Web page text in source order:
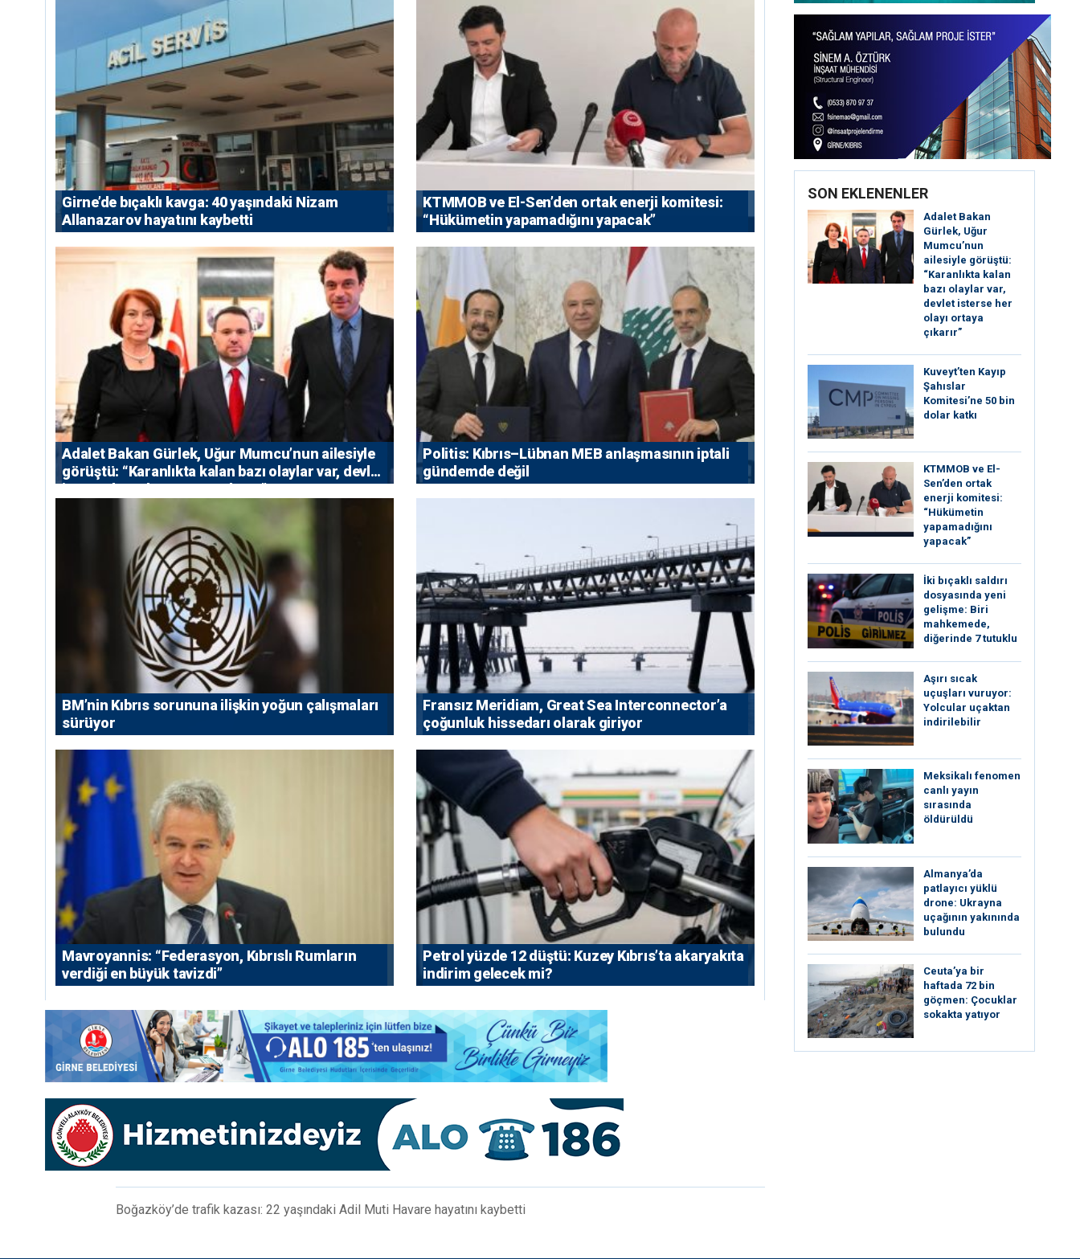
Girne’de bıçaklı kavga: 40 yaşındaki Nizam
Allanazarov hayatını kaybetti
KTMMOB ve El-Sen’den ortak enerji komitesi:
“Hükümetin yapamadığını yapacak”
Adalet Bakan Gürlek, Uğur Mumcu’nun ailesiyle
görüştü: “Karanlıkta kalan bazı olaylar var, devlet
isterse her olayı ortaya çıkarır”
Politis: Kıbrıs–Lübnan MEB anlaşmasının iptali
gündemde değil
BM’nin Kıbrıs sorununa ilişkin yoğun çalışmaları
sürüyor
Fransız Meridiam, Great Sea Interconnector’a
çoğunluk hissedarı olarak giriyor
Mavroyannis: “Federasyon, Kıbrıslı Rumların
verdiği en büyük tavizdi”
Petrol yüzde 12 düştü: Kuzey Kıbrıs’ta akaryakıta
indirim gelecek mi?
Boğazköy’de trafik kazası: 22 yaşındaki Adil Muti Havare hayatını kaybetti
SON EKLENENLER
Adalet Bakan
Gürlek, Uğur
Mumcu’nun
ailesiyle görüştü:
“Karanlıkta kalan
bazı olaylar var,
devlet isterse her
olayı ortaya
çıkarır”
Kuveyt’ten Kayıp
Şahıslar
Komitesi’ne 50 bin
dolar katkı
KTMMOB ve El-
Sen’den ortak
enerji komitesi:
“Hükümetin
yapamadığını
yapacak”
İki bıçaklı saldırı
dosyasında yeni
gelişme: Biri
mahkemede,
diğerinde 7 tutuklu
Aşırı sıcak
uçuşları vuruyor:
Yolcular uçaktan
indirilebilir
Meksikalı fenomen
canlı yayın
sırasında
öldürüldü
Almanya’da
patlayıcı yüklü
drone: Ukrayna
uçağının yakınında
bulundu
Ceuta’ya bir
haftada 72 bin
göçmen: Çocuklar
sokakta yatıyor